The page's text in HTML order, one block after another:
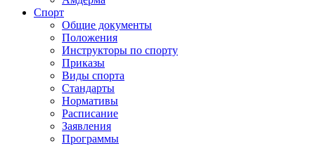
Спорт
Общие документы
Положения
Инструкторы по спорту
Приказы
Виды спорта
Стандарты
Нормативы
Расписание
Заявления
Программы